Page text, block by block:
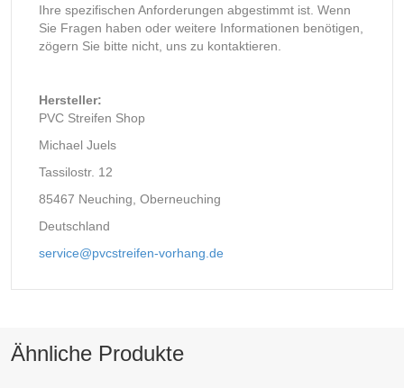
Ihre spezifischen Anforderungen abgestimmt ist. Wenn
Sie Fragen haben oder weitere Informationen benötigen,
zögern Sie bitte nicht, uns zu kontaktieren.
Hersteller:
PVC Streifen Shop
Michael Juels
Tassilostr. 12
85467 Neuching, Oberneuching
Deutschland
service@pvcstreifen-vorhang.de
Ähnliche Produkte